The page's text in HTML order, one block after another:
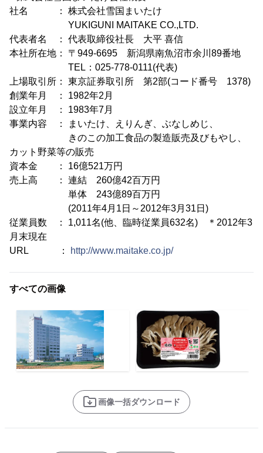
社名 ： 株式会社雪国まいたけ
YUKIGUNI MAITAKE CO.,LTD.
代表者名 ： 代表取締役社長 大平 喜信
本社所在地： 〒949-6695 新潟県南魚沼市余川89番地
TEL：025-778-0111(代表)
上場取引所： 東京証券取引所 第2部(コード番号 1378)
創業年月 ： 1982年2月
設立年月 ： 1983年7月
事業内容 ： まいたけ、えりんぎ、ぶなしめじ、
きのこの加工食品の製造販売及びもやし、
カット野菜等の販売
資本金 ： 16億521万円
売上高 ： 連結 260億42百万円
単体 243億89百万円
(2011年4月1日～2012年3月31日)
従業員数 ： 1,011名(他、臨時従業員632名) ＊2012年3
月末現在
URL ：
http://www.maitake.co.jp/
すべての画像
画像一括ダウンロード